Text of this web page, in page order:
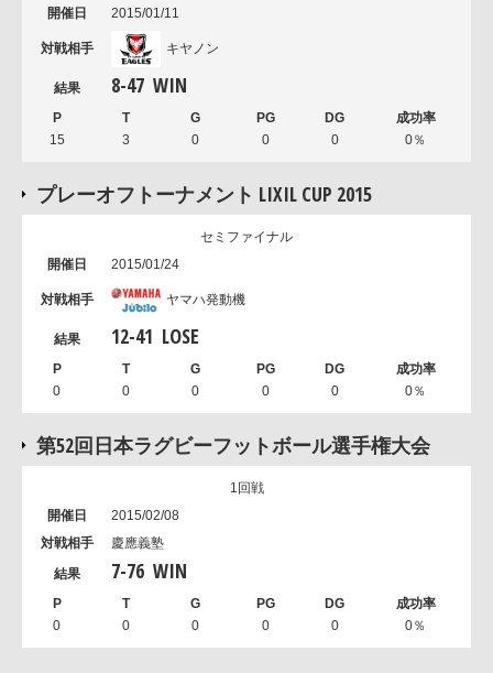
2015/01/11
キヤノン
8-47 WIN
15 3 0 0 0 0％
プレーオフトーナメント LIXIL CUP 2015
セミファイナル
2015/01/24
ヤマハ発動機
12-41 LOSE
0 0 0 0 0 0％
第52回日本ラグビーフットボール選手権大会
1回戦
2015/02/08
慶應義塾
7-76 WIN
0 0 0 0 0 0％